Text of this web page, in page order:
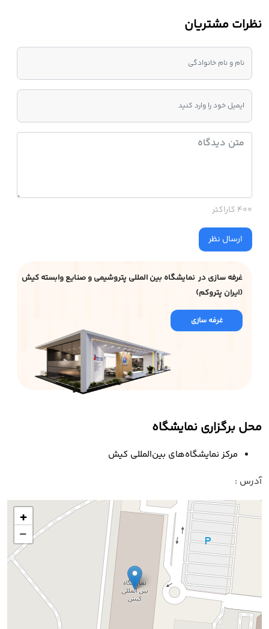
نظرات مشتریان
400 کاراکتر
ارسال نظر
غرفه سازی در نمایشگاه بین المللی پتروشیمی و صنایع وابسته کیش
(ایران پتروکم)
غرفه سازی
محل برگزاری نمایشگاه
مرکز نمایشگاه‌‌های بین‌المللی کیش
آدرس :
+
−